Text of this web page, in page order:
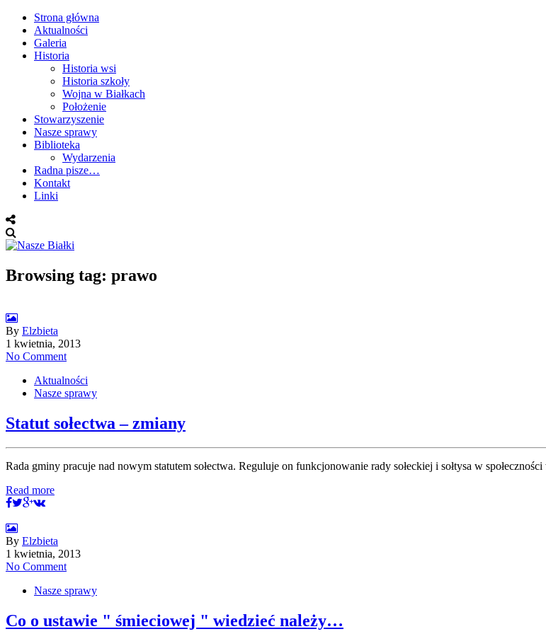
Strona główna
Aktualności
Galeria
Historia
Historia wsi
Historia szkoły
Wojna w Białkach
Położenie
Stowarzyszenie
Nasze sprawy
Biblioteka
Wydarzenia
Radna pisze…
Kontakt
Linki
Browsing tag: prawo
By Elzbieta
1 kwietnia, 2013
No Comment
Aktualności
Nasze sprawy
Statut sołectwa – zmiany
Rada gminy pracuje nad nowym statutem sołectwa. Reguluje on funkcjonowanie rady sołeckiej i sołtysa w
Read more
By Elzbieta
1 kwietnia, 2013
No Comment
Nasze sprawy
Co o ustawie " śmieciowej " wiedzieć należy…